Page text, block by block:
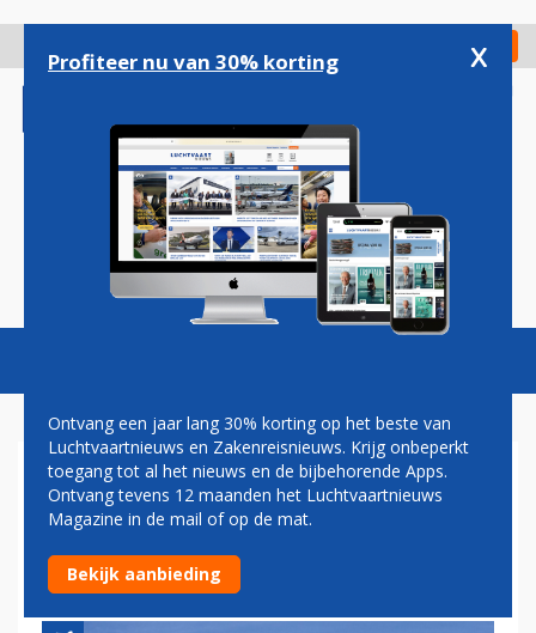
gaan
Check in
Magazine Podcasts Vacatures
WESTJET START VLUCHTEN
TUSSEN MONTREAL EN
BOSTON
Profiteer nu van 30% korting x
Ontvang een jaar lang 30% korting op het beste van
Luchtvaartnieuws en Zakenreisnieuws. Krijg onbeperkt
toegang tot al het nieuws en de bijbehorende Apps.
Ontvang tevens 12 maanden het Luchtvaartnieuws
Magazine in de mail of op de mat.
Bekijk aanbieding